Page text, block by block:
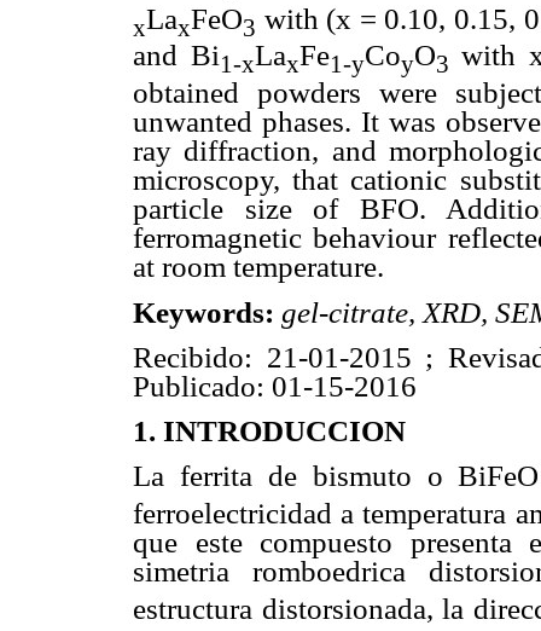
xLaxFeO3 with (x = 0.10, 0.15,
and Bi1-xLaxFe1-yCoyO3 with
obtained powders were
unwanted phases. It was
ray diffraction, and
microscopy, that cationic
particle size of BFO.
ferromagnetic behaviour
at room temperature.
Keywords: gel-citrate, XRD,
Recibido: 21-01-2015 ;
Publicado: 01-15-2016
1. INTRODUCCION
La ferrita de bismuto o BiFeO
ferroelectricidad a temperatura
que este compuesto
simetria romboedrica
estructura distorsionada, la